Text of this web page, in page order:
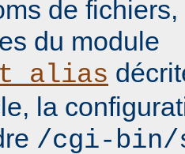
de
du module
la
/cgi-